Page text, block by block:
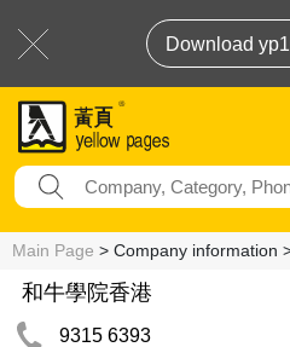
Download
Main Page > Company information
和牛學院香港
9315 6393